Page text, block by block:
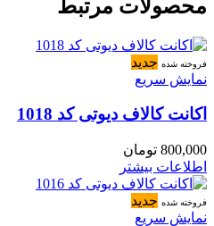
محصولات مرتبط
فروخته شده جدید
نمایش سریع
اکانت کالاف دیوتی کد 1018
800,000 تومان
اطلاعات بیشتر
فروخته شده جدید
نمایش سریع